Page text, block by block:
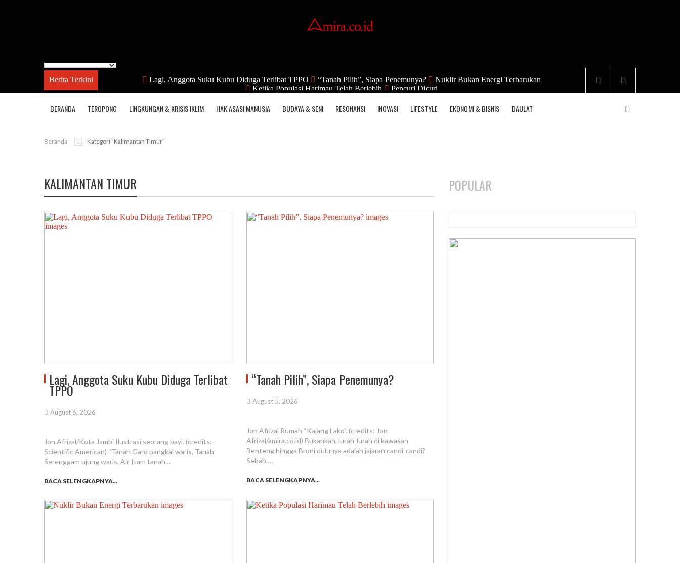
Berita Terkini Lagi, Anggota Suku Kubu Diduga Terlibat TPPO “Tanah Pilih”, Siapa Penemunya?
Nuklir Bukan Energi Terbarukan
Ketika Populasi Harimau Telah Berlebih
Pencuri Dicuri
BERANDA TEROPONG LINGKUNGAN & KRISIS IKLIM HAK ASASI MANUSIA BUDAYA & SENI RESONANSI INOVASI LIFESTYLE EKONOMI & BISNIS DAULAT
Beranda Kategori "kalimantan Timur"
KALIMANTAN TIMUR
Lagi, Anggota Suku Kubu Diduga Terlibat
TPPO
August 6, 2026
Jon Afrizal/Kota Jambi Ilustrasi seorang bayi. (credits:
Scientific American) “Tanah Garo pangkal waris, Tanah
Serenggam ujung waris, Air Itam tanah…
BACA SELENGKAPNYA...
“Tanah Pilih”, Siapa Penemunya?
August 5, 2026
Jon Afrizal Rumah “Kajang Lako”. (credits: Jon
Afrizal/amira.co.id) Bukankah, lurah-lurah di kawasan
Benteng hingga Broni dulunya adalah jajaran candi-candi?
Sebab,…
BACA SELENGKAPNYA...
POPULAR